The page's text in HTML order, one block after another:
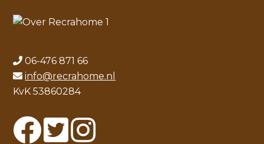
06-476 871 66
info@recrahome.nl
KvK 53860284